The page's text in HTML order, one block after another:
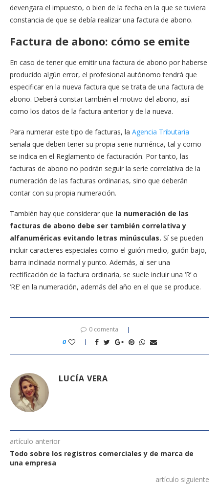
devengara el impuesto, o bien de la fecha en la que se tuviera
constancia de que se debía realizar una factura de abono.
Factura de abono: cómo se emite
En caso de tener que emitir una factura de abono por haberse
producido algún error, el profesional autónomo tendrá que
especificar en la nueva factura que se trata de una factura de
abono. Deberá constar también el motivo del abono, así
como los datos de la factura anterior y de la nueva.
Para numerar este tipo de facturas, la Agencia Tributaria
señala que deben tener su propia serie numérica, tal y como
se indica en el Reglamento de facturación. Por tanto, las
facturas de abono no podrán seguir la serie correlativa de la
numeración de las facturas ordinarias, sino que deberán
contar con su propia numeración.
También hay que considerar que la numeración de las
facturas de abono debe ser también correlativa y
alfanuméricas evitando letras minúsculas. Sí se pueden
incluir caracteres especiales como el guión medio, guión bajo,
barra inclinada normal y punto. Además, al ser una
rectificación de la factura ordinaria, se suele incluir una ‘R’ o
‘RE’ en la numeración, además del año en el que se produce.
0 comenta
0
LUCÍA VERA
artículo anterior
Todo sobre los registros comerciales y de marca de
una empresa
artículo siguiente